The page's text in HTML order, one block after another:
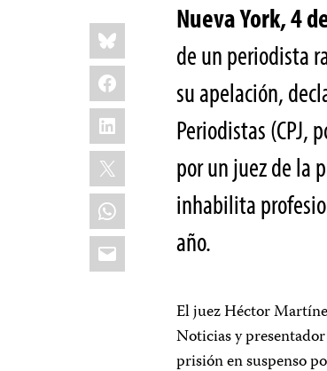
Share
this:
Bluesky
Facebook
LinkedIn
X
WhatsApp
Email
Nueva York, 4
de un periodista
su apelación,
Periodistas (CPJ,
por un juez de la
inhabilita
año.
El juez Héctor
Noticias y
prisión en suspenso